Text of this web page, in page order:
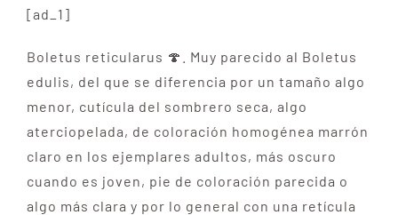
[ad_1]
Boletus reticularus 🍄. Muy parecido al Boletus
edulis, del que se diferencia por un tamaño algo
menor, cutícula del sombrero seca, algo
aterciopelada, de coloración homogénea marrón
claro en los ejemplares adultos, más oscuro
cuando es joven, pie de coloración parecida o
algo más clara y por lo general con una retícula